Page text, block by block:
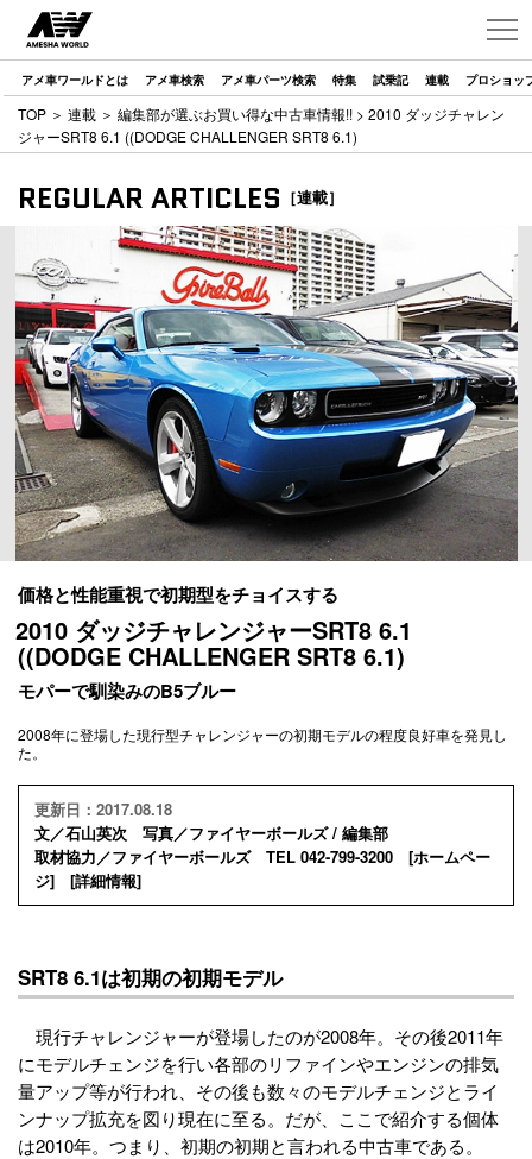
アメ車ワールドとは アメ車検索 アメ車パーツ検索 特集 試乗記 連載 プロショッ
TOP ＞ 連載 ＞ 編集部が選ぶお買い得な中古車情報!! > 2010 ダッジチャレン
ジャーSRT8 6.1 ((DODGE CHALLENGER SRT8 6.1)
REGULAR ARTICLES ［連載］
価格と性能重視で初期型をチョイスする
2010 ダッジチャレンジャーSRT8 6.1
((DODGE CHALLENGER SRT8 6.1)
モパーで馴染みのB5ブルー
2008年に登場した現行型チャレンジャーの初期モデルの程度良好車を発見し
た。
更新日：2017.08.18
文／石山英次 写真／ファイヤーボールズ / 編集部
取材協力／ファイヤーボールズ TEL 042-799-3200 [ホームペー
ジ] [詳細情報]
SRT8 6.1は初期の初期モデル
現行チャレンジャーが登場したのが2008年。その後2011年
にモデルチェンジを行い各部のリファインやエンジンの排気
量アップ等が行われ、その後も数々のモデルチェンジとライ
ンナップ拡充を図り現在に至る。だが、ここで紹介する個体
は2010年。つまり、初期の初期と言われる中古車である。